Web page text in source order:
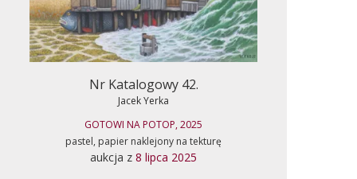
Nr Katalogowy 42.
Jacek Yerka
GOTOWI NA POTOP, 2025
pastel, papier naklejony na tekturę
aukcja z 8 lipca 2025